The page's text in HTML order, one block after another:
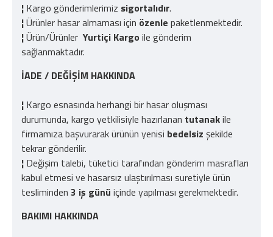
¦ Kargo gönderimlerimiz sigortalıdır.
¦Ürünler hasar almaması için özenle paketlenmektedir.
¦Ürün/ÜrünlerYurtiçi Kargo ile gönderim
sağlanmaktadır.
İADE / DEĞİŞİM HAKKINDA
¦ Kargo esnasında herhangi bir hasar oluşması
durumunda, kargo yetkilisiyle hazırlanan tutanakile
firmamıza başvurarak ürünün yenisi bedelsiz şekilde
tekrar gönderilir.
¦ Değişim talebi, tüketici tarafından gönderim masrafları
kabul etmesi ve hasarsız ulaştırılması suretiyle ürün
tesliminden 3 iş günü içinde yapılması gerekmektedir.
BAKIMI HAKKINDA